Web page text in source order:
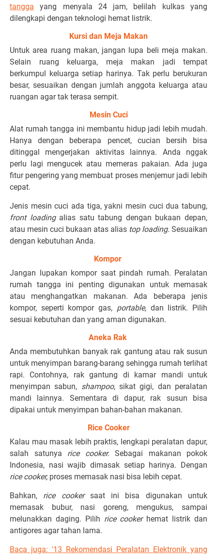
tangga yang menyala 24 jam, belilah kulkas yang
dilengkapi dengan teknologi hemat listrik.
Kursi dan Meja Makan
Untuk area ruang makan, jangan lupa beli meja makan.
Selain ruang keluarga, meja makan jadi tempat
berkumpul keluarga setiap harinya. Tak perlu berukuran
besar, sesuaikan dengan jumlah anggota keluarga atau
ruangan agar tak terasa sempit.
Mesin Cuci
Alat rumah tangga ini membantu hidup jadi lebih mudah.
Hanya dengan beberapa pencet, cucian bersih bisa
ditinggal mengerjakan aktivitas lainnya. Anda nggak
perlu lagi mengucek atau memeras pakaian. Ada juga
fitur pengering yang membuat proses menjemur jadi lebih
cepat.
Jenis mesin cuci ada tiga, yakni mesin cuci dua tabung,
front loading alias satu tabung dengan bukaan depan,
atau mesin cuci bukaan atas alias top loading. Sesuaikan
dengan kebutuhan Anda.
Kompor
Jangan lupakan kompor saat pindah rumah. Peralatan
rumah tangga ini penting digunakan untuk memasak
atau menghangatkan makanan. Ada beberapa jenis
kompor, seperti kompor gas, portable, dan listrik. Pilih
sesuai kebutuhan dan yang aman digunakan.
Aneka Rak
Anda membutuhkan banyak rak gantung atau rak susun
untuk menyimpan barang-barang sehingga rumah terlihat
rapi. Contohnya, rak gantung di kamar mandi untuk
menyimpan sabun, shampoo,sikat gigi, dan peralatan
mandi lainnya. Sementara di dapur, rak susun bisa
dipakai untuk menyimpan bahan-bahan makanan.
Rice Cooker
Kalau mau masak lebih praktis, lengkapi peralatan dapur,
salah satunya rice cooker. Sebagai makanan pokok
Indonesia, nasi wajib dimasak setiap harinya. Dengan
rice cooker, proses memasak nasi bisa lebih cepat.
Bahkan, rice cooker saat ini bisa digunakan untuk
memasak bubur, nasi goreng, mengukus, sampai
melunakkan daging. Pilih rice cooker hemat listrik dan
antigores agar tahan lama.
Baca juga: '13 Rekomendasi Peralatan Elektronik yang